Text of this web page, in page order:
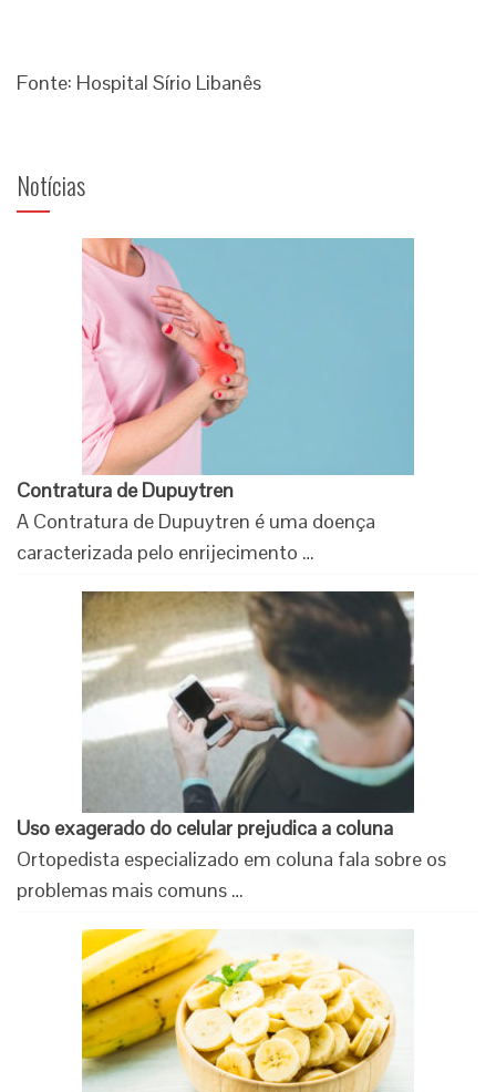
Fonte: Hospital Sírio Libanês
Notícias
Contratura de Dupuytren
A Contratura de Dupuytren é uma doença
caracterizada pelo enrijecimento …
Uso exagerado do celular prejudica a coluna
Ortopedista especializado em coluna fala sobre os
problemas mais comuns …